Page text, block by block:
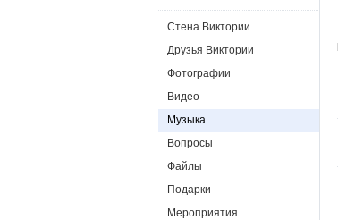
Стена Виктории
Друзья Виктории
Фотографии
Видео
Музыка
Вопросы
Файлы
Подарки
Мероприятия